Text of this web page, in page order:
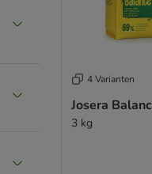
4 Varianten
Josera
3 kg